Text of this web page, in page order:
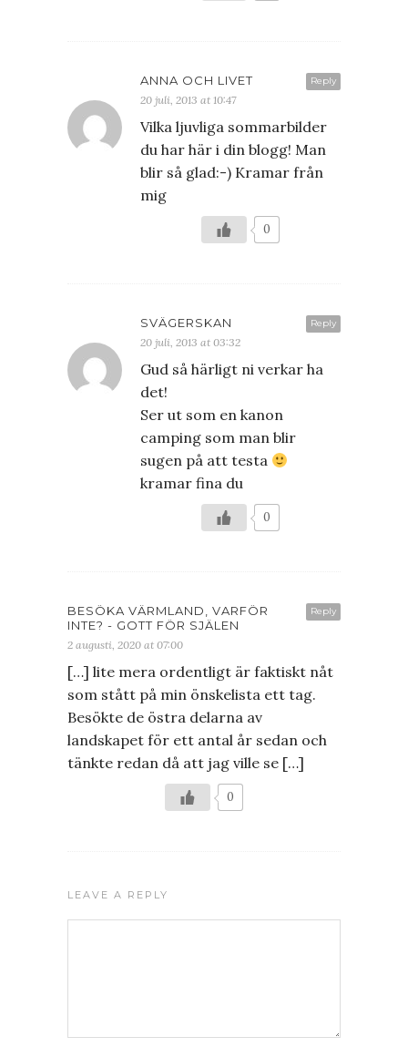
Reply
ANNA OCH LIVET
20 juli, 2013 at 10:47
Vilka ljuvliga sommarbilder
du har här i din blogg! Man
blir så glad:-) Kramar från
mig
0
Reply
SVÄGERSKAN
20 juli, 2013 at 03:32
Gud så härligt ni verkar ha
det!
Ser ut som en kanon
camping som man blir
sugen på att testa
kramar fina du
0
Reply
BESÖKA VÄRMLAND, VARFÖR
INTE? - GOTT FÖR SJÄLEN
2 augusti, 2020 at 07:00
[…] lite mera ordentligt är faktiskt nåt
som stått på min önskelista ett tag.
Besökte de östra delarna av
landskapet för ett antal år sedan och
tänkte redan då att jag ville se […]
0
LEAVE A REPLY